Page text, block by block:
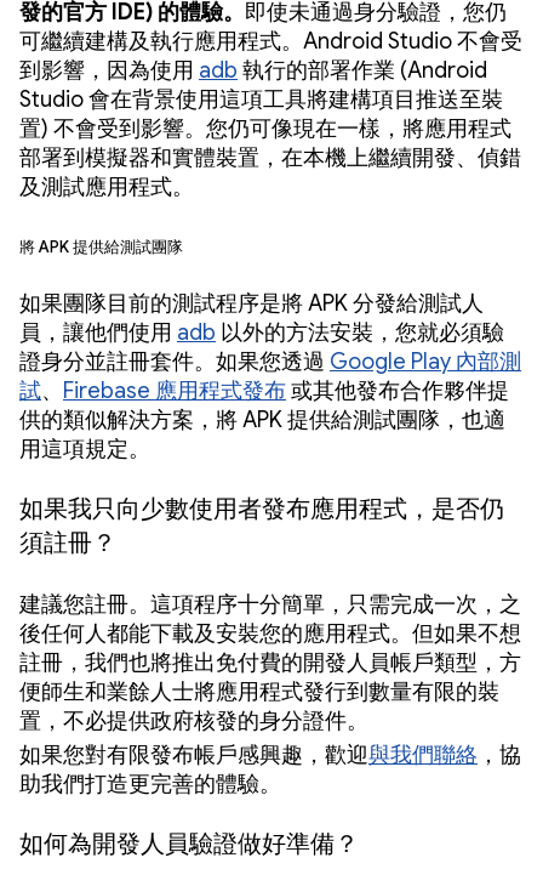
發的官方 IDE) 的體驗。 即使未通過身分驗證，您仍
可繼續建構及執行應用程式。Android Studio 不會受
到影響，因為使用 adb 執行的部署作業 (Android
Studio 會在背景使用這項工具將建構項目推送至裝
置) 不會受到影響。您仍可像現在一樣，將應用程式
部署到模擬器和實體裝置，在本機上繼續開發、偵錯
及測試應用程式。
將 APK 提供給測試團隊
如果團隊目前的測試程序是將 APK 分發給測試人
員，讓他們使用 adb 以外的方法安裝，您就必須驗
證身分並註冊套件。如果您透過 Google Play 內部測
試、 Firebase 應用程式發布或其他發布合作夥伴提
供的類似解決方案，將 APK 提供給測試團隊，也適
用這項規定。
如果我只向少數使用者發布應用程式，是否仍
須註冊？
建議您註冊。這項程序十分簡單，只需完成一次，之
後任何人都能下載及安裝您的應用程式。但如果不想
註冊，我們也將推出免付費的開發人員帳戶類型，方
便師生和業餘人士將應用程式發行到數量有限的裝
置，不必提供政府核發的身分證件。
如果您對有限發布帳戶感興趣，歡迎與我們聯絡 ，協
助我們打造更完善的體驗。
如何為開發人員驗證做好準備？